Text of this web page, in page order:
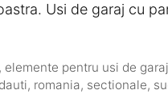
Usi de garaj cu
, elemente pentru usi de
, romania, sectionale,